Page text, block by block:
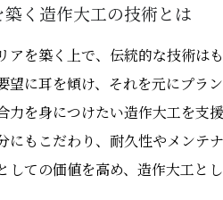
く造作大工の技術とは
アを築く上で、伝統的な技術は
望に耳を傾け、それを元にプラ
力を身につけたい造作大工を支
にもこだわり、耐久性やメンテ
しての価値を高め、造作大工と